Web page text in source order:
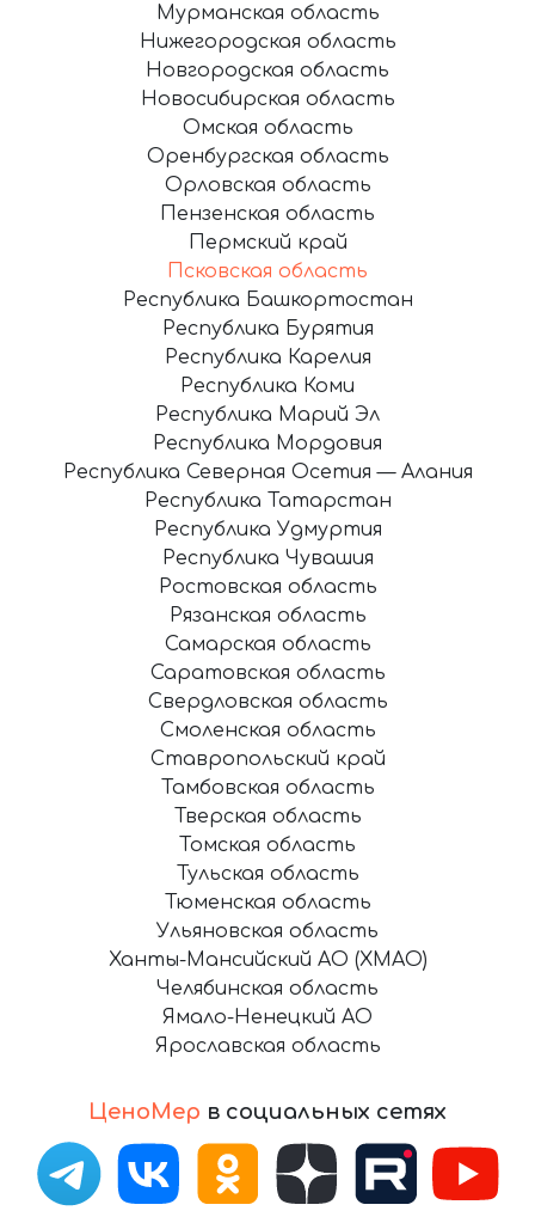
ЦеноМер в социальных сетях
Мурманская область
Нижегородская область
Новгородская область
Новосибирская область
Омская область
Оренбургская область
Орловская область
Пензенская область
Пермский край
Псковская область
Республика Башкортостан
Республика Бурятия
Республика Карелия
Республика Коми
Республика Марий Эл
Республика Мордовия
Республика Северная Осетия — Алания
Республика Татарстан
Республика Удмуртия
Республика Чувашия
Ростовская область
Рязанская область
Самарская область
Саратовская область
Свердловская область
Смоленская область
Ставропольский край
Тамбовская область
Тверская область
Томская область
Тульская область
Тюменская область
Ульяновская область
Ханты-Мансийский АО (ХМАО)
Челябинская область
Ямало-Ненецкий АО
Ярославская область